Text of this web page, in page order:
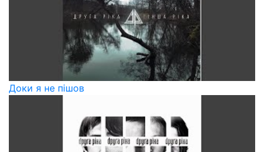
Доки я не пішов